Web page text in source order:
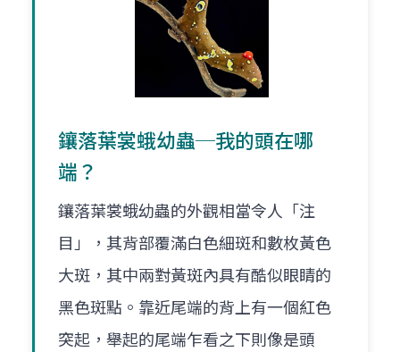
鑲落葉裳蛾幼蟲─我的頭在哪
端？
鑲落葉裳蛾幼蟲的外觀相當令人「注
目」，其背部覆滿白色細斑和數枚黃色
大斑，其中兩對黃斑內具有酷似眼睛的
黑色斑點。靠近尾端的背上有一個紅色
突起，舉起的尾端乍看之下則像是頭